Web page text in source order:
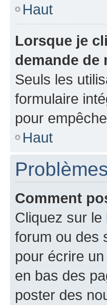
Haut
Lorsque je
demande de
Seuls les
formulaire
pour
Haut
Comment
Cliquez sur
forum ou des
pour écrire
en bas des
poster des